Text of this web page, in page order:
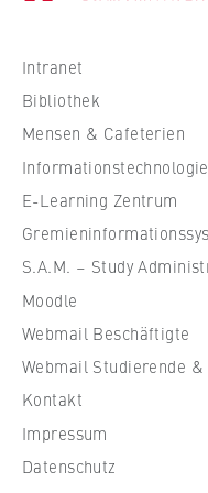
c
s
c
u
l
e
f
i
r
t
c
h
Intranet
Bibliothek
Mensen & Cafeterien
Informationstechnologie
E-Learning Zentrum
S.A.M. – Study
Moodle
Webmail Beschäftigte
Webmail Studierende &
Kontakt
Impressum
Datenschutz